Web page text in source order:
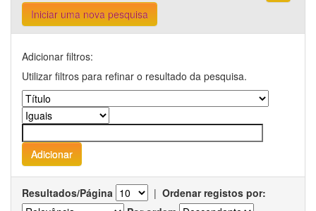
Iniciar uma nova pesquisa
Adicionar filtros:
Utilizar filtros para refinar o resultado da pesquisa.
Resultados/Página | Ordenar registos por: